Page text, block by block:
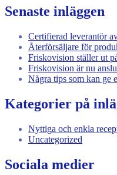
Senaste inläggen
Certifierad leverantör
Återförsäljare för
Friskovision ställer ut
Friskovision är nu
Några tips som kan ge
Kategorier på
Nyttiga och enkla
Uncategorized
Sociala medier